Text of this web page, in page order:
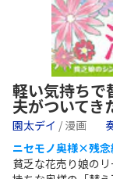
軽い気持ちで
夫がついてき
園太デイ / 漫画
ニセモノ奥様×残念
貧乏な花売り娘の